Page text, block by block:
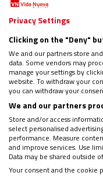
Privacy Settings
Clicking on the "Deny"
We and our partners store
data. Some vendors may
manage your settings by
website. To withdraw your
you can withdraw your
We and our partners
Store and/or access
select personalised
performance. Measure
and improve services. Use
Data may be shared outside
Your consent and the cookie